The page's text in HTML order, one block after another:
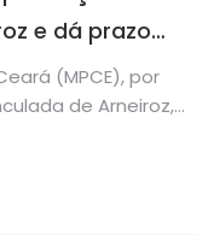
e dá prazo
na rede
(MPCE), por
de Arneiroz,